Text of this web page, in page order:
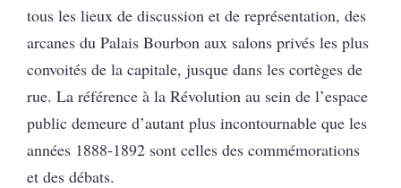
tous les lieux de discussion et de représentation, des
arcanes du Palais Bourbon aux salons privés les plus
convoités de la capitale, jusque dans les cortèges de
rue. La référence à la Révolution au sein de l’espace
public demeure d’autant plus incontournable que les
années 1888-1892 sont celles des commémorations
et des débats.